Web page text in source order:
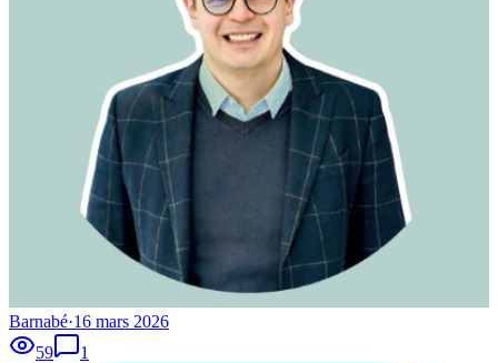
Barnabé·16 mars 2026
59
1